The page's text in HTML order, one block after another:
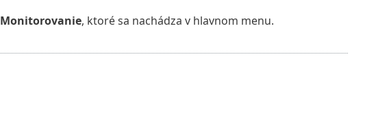
Monitorovanie, ktoré sa nachádza v hlavnom menu.